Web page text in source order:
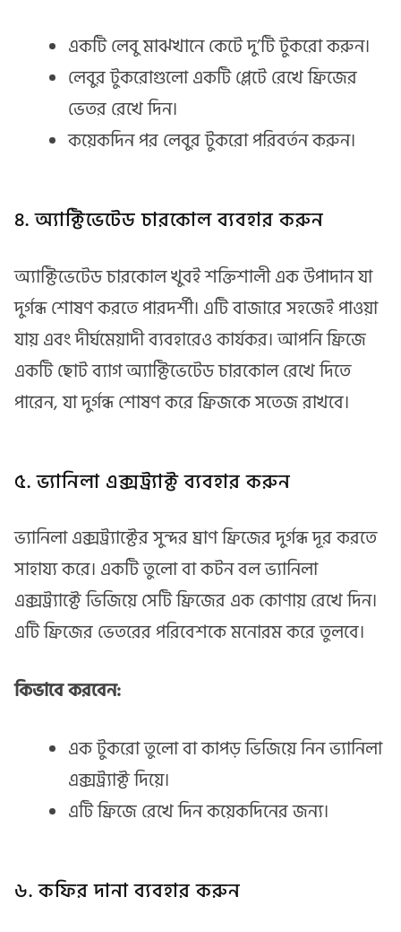
একটি লেবু মাঝখানে কেটে দু’টি টুকরো করুন।
লেবুর টুকরোগুলো একটি প্লেটে রেখে ফ্রিজের
ভেতর রেখে দিন।
কয়েকদিন পর লেবুর টুকরো পরিবর্তন করুন।
৪. অ্যাক্টিভেটেড চারকোল ব্যবহার করুন
অ্যাক্টিভেটেড চারকোল খুবই শক্তিশালী এক উপাদান যা
দুর্গন্ধ শোষণ করতে পারদর্শী। এটি বাজারে সহজেই পাওয়া
যায় এবং দীর্ঘমেয়াদী ব্যবহারেও কার্যকর। আপনি ফ্রিজে
একটি ছোট ব্যাগ অ্যাক্টিভেটেড চারকোল রেখে দিতে
পারেন, যা দুর্গন্ধ শোষণ করে ফ্রিজকে সতেজ রাখবে।
৫. ভ্যানিলা এক্সট্র্যাক্ট ব্যবহার করুন
ভ্যানিলা এক্সট্র্যাক্টের সুন্দর ঘ্রাণ ফ্রিজের দুর্গন্ধ দূর করতে
সাহায্য করে। একটি তুলো বা কটন বল ভ্যানিলা
এক্সট্র্যাক্টে ভিজিয়ে সেটি ফ্রিজের এক কোণায় রেখে দিন।
এটি ফ্রিজের ভেতরের পরিবেশকে মনোরম করে তুলবে।
কিভাবে করবেন:
এক টুকরো তুলো বা কাপড় ভিজিয়ে নিন ভ্যানিলা
এক্সট্র্যাক্ট দিয়ে।
এটি ফ্রিজে রেখে দিন কয়েকদিনের জন্য।
৬. কফির দানা ব্যবহার করুন